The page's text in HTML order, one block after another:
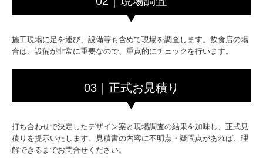
施工現場に足を運び、設備等も含めて現場を調査します。飲食店の場
合は、設備が非常に重要なので、重点的にチェックを行います。
03｜正式お見積り
打ち合わせで決定したデザイン案と現場調査の結果を加味し、正式見
積りを提示いたします。見積書の内容に不明点・疑問点があれば、理
解できるまでお問合せください。